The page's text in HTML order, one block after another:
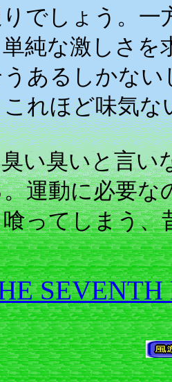
でしょう。一
純な激しさ
あるしかな
れほど味気な
い臭いと言い
運動に必要
ってしまう